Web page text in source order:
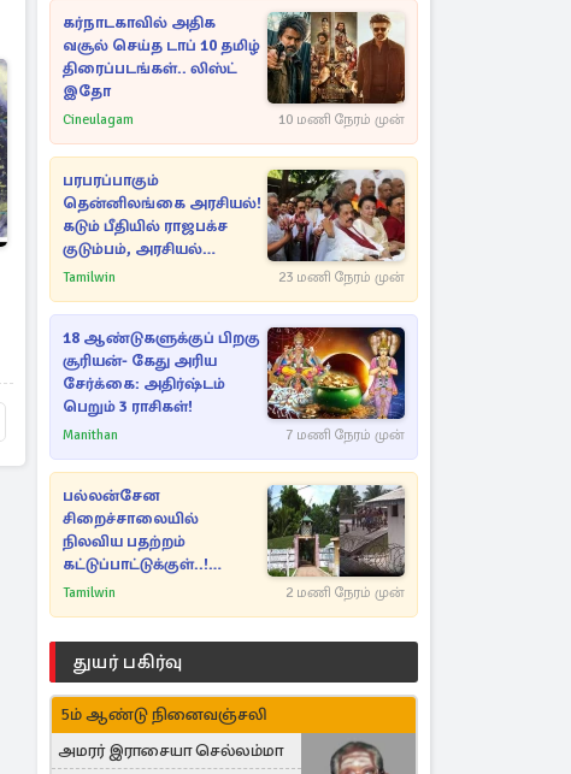
கர்நாடகாவில் அதிக
வசூல் செய்த டாப் 10 தமிழ்
திரைப்படங்கள்.. லிஸ்ட்
இதோ
Cineulagam 10 மணி நேரம் முன்
பரபரப்பாகும்
தென்னிலங்கை அரசியல்!
கடும் பீதியில் ராஜபக்ச
குடும்பம், அரசியல்
நட்புகள்
Tamilwin 23 மணி நேரம் முன்
18 ஆண்டுகளுக்குப் பிறகு
சூரியன்- கேது அரிய
சேர்க்கை: அதிர்ஷ்டம்
பெறும் 3 ராசிகள்!
Manithan 7 மணி நேரம் முன்
பல்லன்சேன
சிறைச்சாலையில்
நிலவிய பதற்றம்
கட்டுப்பாட்டுக்குள்..!
அதிரடியாக களமிறங்கிய
Tamilwin 2 மணி நேரம் முன்
துயர் பகிர்வு
5ம் ஆண்டு நினைவஞ்சலி
அமரர் இராசையா செல்லம்மா